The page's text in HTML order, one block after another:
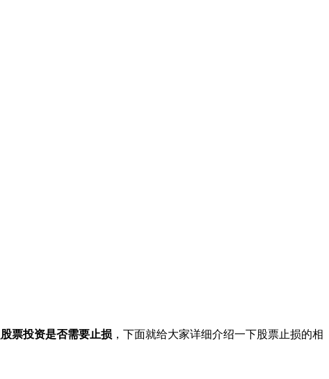
股票投资是否需要止损 ，下面就给大家详细介绍一下股票止损的相